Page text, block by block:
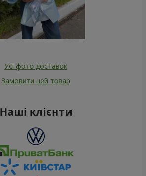
Усі фото доставок
Замовити цей товар
Наші клієнти